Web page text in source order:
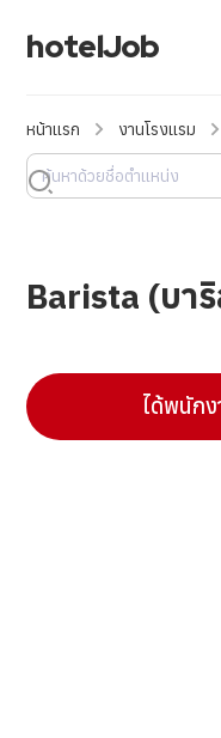
hotelJob
หน้าแรก งานโรงแรม
Barista (บา
ได้พนัก